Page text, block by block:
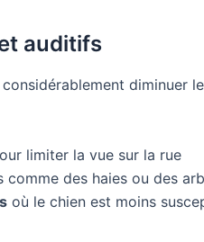
auditifs
diminuer
limiter la vue sur la rue
des haies ou des
où le chien est moins